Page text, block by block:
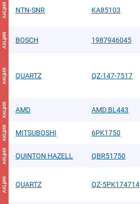
АКЦИЯ NTN-SNR KA85103
АКЦИЯ BOSCH 1987946045
АКЦИЯ QUARTZ QZ-147-7517
АКЦИЯ AMD AMD.BL443
АКЦИЯ MITSUBOSHI 6PK1750
АКЦИЯ QUINTON HAZELL QBR51750
АКЦИЯ QUARTZ QZ-5PK174714